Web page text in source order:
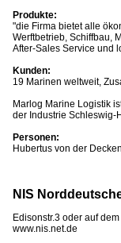
Produkte:
"die Firma bietet alle
Werftbetrieb, Schiffbau,
After-Sales Service und
Kunden:
19 Marinen weltweit,
Marlog Marine Logistik
der Industrie Schleswig-
Personen:
Hubertus von der Decken
NIS
Edisonstr.3 oder auf
www.nis.net.de